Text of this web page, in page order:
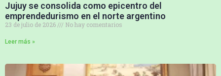
Jujuy se consolida como epicentro del
emprendedurismo en el norte argentino
23 de julio de 2026 No hay comentarios
Leer más »